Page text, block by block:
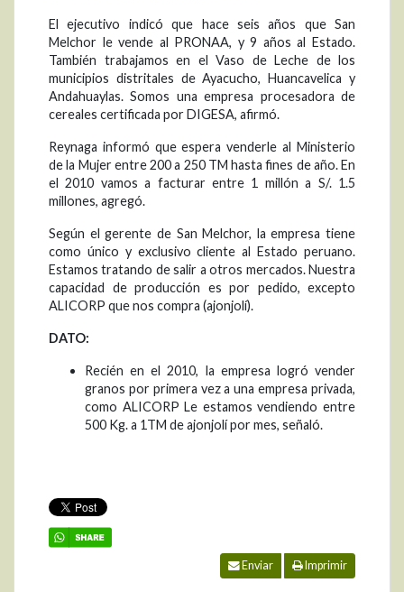
El ejecutivo indicó que hace seis años que San
Melchor le vende al PRONAA, y 9 años al Estado.
También trabajamos en el Vaso de Leche de los
municipios distritales de Ayacucho, Huancavelica y
Andahuaylas. Somos una empresa procesadora de
cereales certificada por DIGESA, afirmó.
Reynaga informó que espera venderle al Ministerio
de la Mujer entre 200 a 250 TM hasta fines de año. En
el 2010 vamos a facturar entre 1 millón a S/. 1.5
millones, agregó.
Según el gerente de San Melchor, la empresa tiene
como único y exclusivo cliente al Estado peruano.
Estamos tratando de salir a otros mercados. Nuestra
capacidad de producción es por pedido, excepto
ALICORP que nos compra (ajonjolí).
DATO:
Recién en el 2010, la empresa logró vender
granos por primera vez a una empresa privada,
como ALICORP Le estamos vendiendo entre
500 Kg. a 1TM de ajonjolí por mes, señaló.
Enviar Imprimir